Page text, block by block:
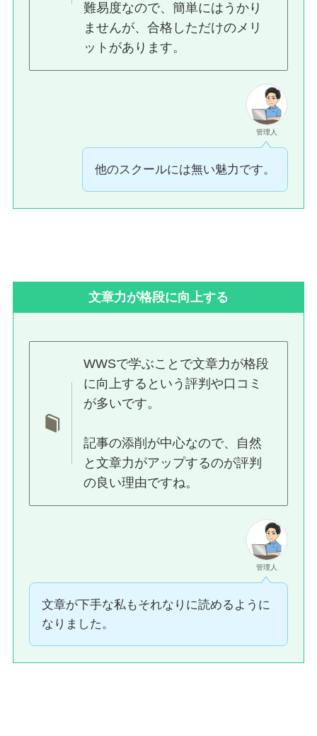
難易度なので、簡単にはうかり
ませんが、合格しただけのメリ
ットがあります。
管理人
他のスクールには無い魅力です。
文章力が格段に向上する
WWSで学ぶことで文章力が格段
に向上するという評判や口コミ
が多いです。
記事の添削が中心なので、自然
と文章力がアップするのが評判
の良い理由ですね。
管理人
文章が下手な私もそれなりに読めるように
なりました。